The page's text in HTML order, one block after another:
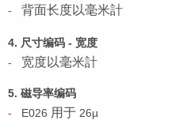
背面长度以毫米計
4. 尺寸编码 - 宽度
宽度以毫米計
5. 磁导率编码
E026 用于 26µ